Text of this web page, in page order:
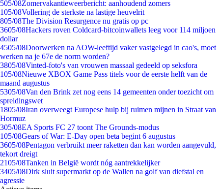
505/08Zomervakantieweerbericht: aanhoudend zomers
105/08Vollering de sterkste na lastige heuvelrit
805/08The Division Resurgence nu gratis op pc
3605/08Hackers roven Coldcard-bitcoinwallets leeg voor 114 miljoen
dollar
4505/08Doorwerken na AOW-leeftijd vaker vastgelegd in cao's, moet
werken na je 67e de norm worden?
3805/08Vinted-foto's van vrouwen massaal gedeeld op seksfora
105/08Nieuwe XBOX Game Pass titels voor de eerste helft van de
maand augustus
5305/08Van den Brink zet nog eens 14 gemeenten onder toezicht om
spreidingswet
1805/08Iran overweegt Europese hulp bij ruimen mijnen in Straat van
Hormuz
305/08EA Sports FC 27 toont The Grounds-modus
105/08Gears of War: E-Day open beta begint 6 augustus
3605/08Pentagon verbruikt meer raketten dan kan worden aangevuld,
tekort dreigt
2105/08Tanken in België wordt nóg aantrekkelijker
3405/08Dirk sluit supermarkt op de Wallen na golf van diefstal en
agressie